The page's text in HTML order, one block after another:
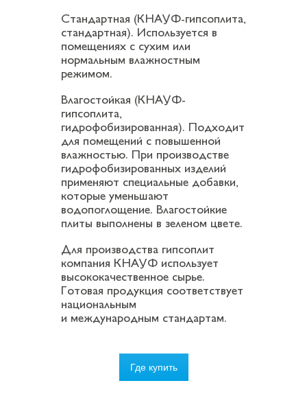
Стандартная (КНАУФ-гипсоплита,
стандартная). Используется в
помещениях с сухим или
нормальным влажностным
режимом.
Влагостойкая (КНАУФ-
гипсоплита,
гидрофобизированная). Подходит
для помещений с повышенной
влажностью. При производстве
гидрофобизированных изделий
применяют специальные добавки,
которые уменьшают
водопоглощение. Влагостойкие
плиты выполнены в зеленом цвете.
Для производства гипсоплит
компания КНАУФ использует
высококачественное сырье.
Готовая продукция соответствует
национальным
и международным стандартам.
Где купить